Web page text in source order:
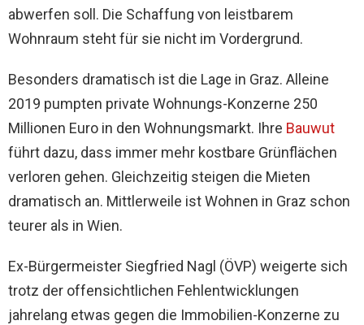
abwerfen soll. Die Schaffung von leistbarem
Wohnraum steht für sie nicht im Vordergrund.
Besonders dramatisch ist die Lage in Graz. Alleine
2019 pumpten private Wohnungs-Konzerne 250
Millionen Euro in den Wohnungsmarkt. Ihre Bauwut
führt dazu, dass immer mehr kostbare Grünflächen
verloren gehen. Gleichzeitig steigen die Mieten
dramatisch an. Mittlerweile ist Wohnen in Graz schon
teurer als in Wien.
Ex-Bürgermeister Siegfried Nagl (ÖVP) weigerte sich
trotz der offensichtlichen Fehlentwicklungen
jahrelang etwas gegen die Immobilien-Konzerne zu